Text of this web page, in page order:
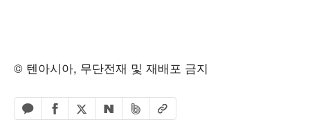
© 텐아시아, 무단전재 및 재배포 금지
카카오톡 공유하기
페이스북 공유하기
엑스 공유하기
네이버 공유하기
밴드 공유하기
URL복사